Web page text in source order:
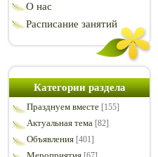
О нас
Расписание занятий
Категории раздела
Празднуем вместе [155]
Актуальная тема [82]
Объявления [401]